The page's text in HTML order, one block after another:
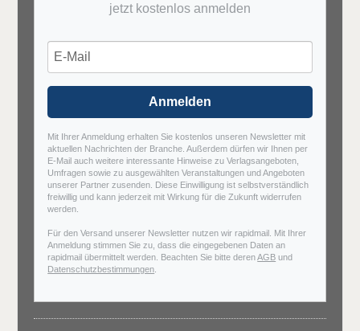
jetzt kostenlos anmelden
Anmelden
Mit Ihrer Anmeldung erhalten Sie kostenlos unseren Newsletter mit
aktuellen Nachrichten der Branche. Außerdem dürfen wir Ihnen per
E-Mail auch weitere interessante Hinweise zu Verlagsangeboten,
Umfragen sowie zu ausgewählten Veranstaltungen und Angeboten
unserer Partner zusenden. Diese Einwilligung ist selbstverständlich
freiwillig und kann jederzeit mit Wirkung für die Zukunft widerrufen
werden.
Für den Versand unserer Newsletter nutzen wir rapidmail. Mit Ihrer
Anmeldung stimmen Sie zu, dass die eingegebenen Daten an
rapidmail übermittelt werden. Beachten Sie bitte derenAGB und
Datenschutzbestimmungen